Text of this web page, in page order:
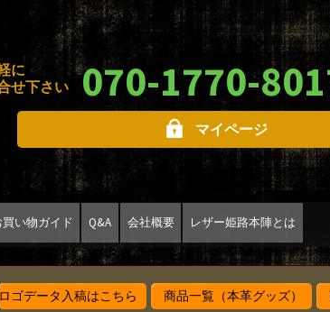
に
せ下さい
070-1770-
マイページ
買い物ガイド Q&A 会社概要 レザー姫路本陣とは
ロゴデータ入稿はこちら 商品一覧（本革グッズ）